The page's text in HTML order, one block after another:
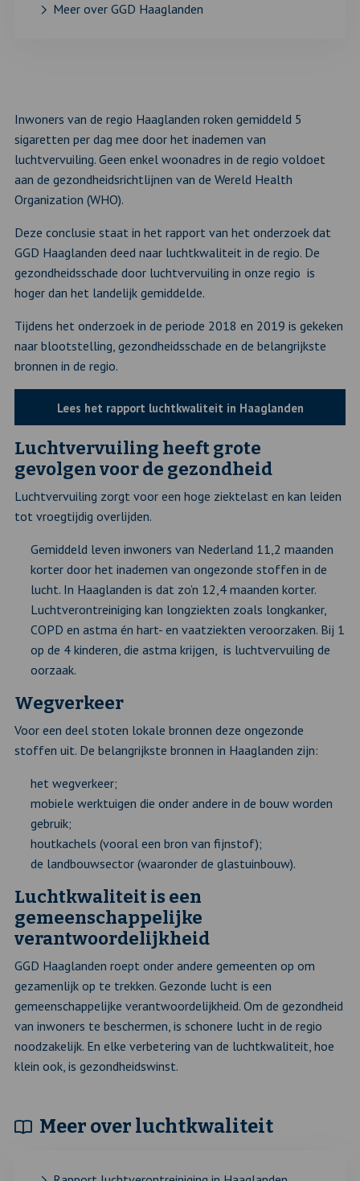
Meer over GGD Haaglanden
Inwoners van de regio Haaglanden roken gemiddeld 5
sigaretten per dag mee door het inademen van
luchtvervuiling. Geen enkel woonadres in de regio voldoet
aan de gezondheidsrichtlijnen van de Wereld Health
Organization (WHO).
Deze conclusie staat in het rapport van het onderzoek dat
GGD Haaglanden deed naar luchtkwaliteit in de regio. De
gezondheidsschade door luchtvervuiling in onze regio is
hoger dan het landelijk gemiddelde.
Tijdens het onderzoek in de periode 2018 en 2019 is gekeken
naar blootstelling, gezondheidsschade en de belangrijkste
bronnen in de regio.
Lees het rapport luchtkwaliteit in Haaglanden
Luchtvervuiling heeft grote
gevolgen voor de gezondheid
Luchtvervuiling zorgt voor een hoge ziektelast en kan leiden
tot vroegtijdig overlijden.
Gemiddeld leven inwoners van Nederland 11,2 maanden
korter door het inademen van ongezonde stoffen in de
lucht. In Haaglanden is dat zo’n 12,4 maanden korter.
Luchtverontreiniging kan longziekten zoals longkanker,
COPD en astma én hart- en vaatziekten veroorzaken. Bij 1
op de 4 kinderen, die astma krijgen, is luchtvervuiling de
oorzaak.
Wegverkeer
Voor een deel stoten lokale bronnen deze ongezonde
stoffen uit. De belangrijkste bronnen in Haaglanden zijn:
het wegverkeer;
mobiele werktuigen die onder andere in de bouw worden
gebruik;
houtkachels (vooral een bron van fijnstof);
de landbouwsector (waaronder de glastuinbouw).
Luchtkwaliteit is een
gemeenschappelijke
verantwoordelijkheid
GGD Haaglanden roept onder andere gemeenten op om
gezamenlijk op te trekken. Gezonde lucht is een
gemeenschappelijke verantwoordelijkheid. Om de gezondheid
van inwoners te beschermen, is schonere lucht in de regio
noodzakelijk. En elke verbetering van de luchtkwaliteit, hoe
klein ook, is gezondheidswinst.
Meer over luchtkwaliteit